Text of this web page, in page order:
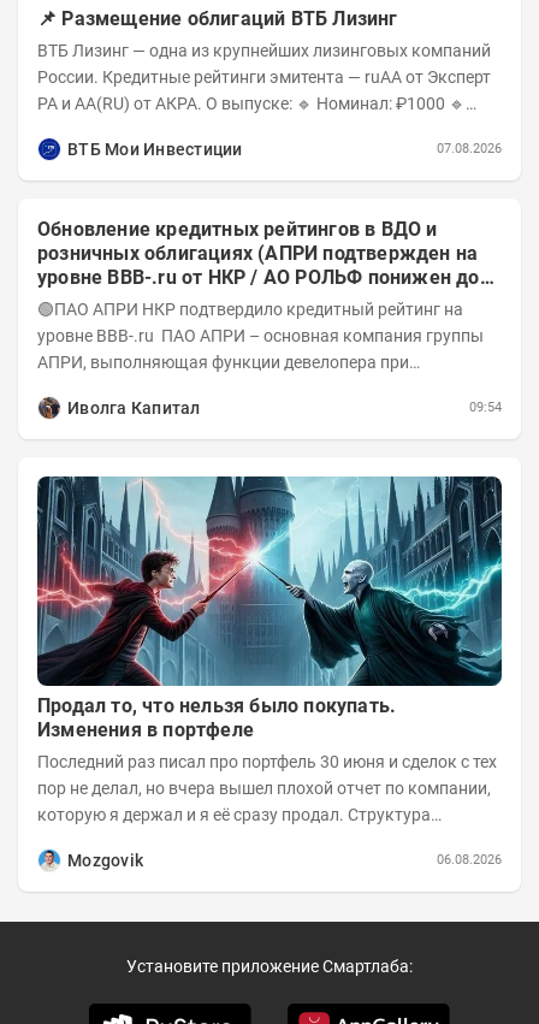
📌 Размещение облигаций ВТБ Лизинг
ВТБ Лизинг — одна из крупнейших лизинговых компаний
России. Кредитные рейтинги эмитента — ruAA от Эксперт
РА и AA(RU) от АКРА. О выпуске: 🔹 Номинал: ₽1000 🔹
ВТБ Мои Инвестиции
07.08.2026
Обновление кредитных рейтингов в ВДО и
розничных облигациях (АПРИ подтвержден на
уровне BBB-.ru от НКР / АО РОЛЬФ понижен до
А-(RU) / Элит Строй присвоен на уровне BBB.ru)
🟢ПАО АПРИ НКР подтвердило кредитный рейтинг на
уровне BBB-.ru ПАО АПРИ – основная компания группы
АПРИ, выполняющая функции девелопера при
Иволга Капитал
09:54
Продал то, что нельзя было покупать.
Изменения в портфеле
Последний раз писал про портфель 30 июня и сделок с тех
пор не делал, но вчера вышел плохой отчет по компании,
которую я держал и я её сразу продал. Структура
Mozgovik
06.08.2026
Установите приложение Смартлаба: